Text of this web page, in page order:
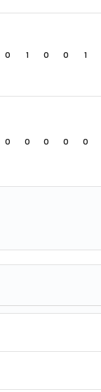
0 1 0 0 1
0 0 0 0 0